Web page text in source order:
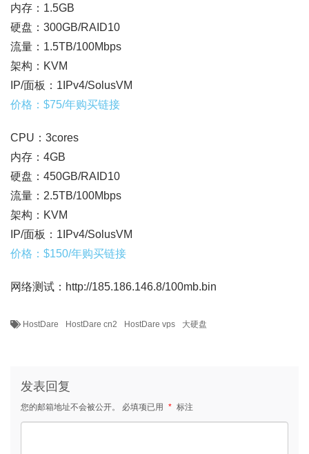
内存：1.5GB
硬盘：300GB/RAID10
流量：1.5TB/100Mbps
架构：KVM
IP/面板：1IPv4/SolusVM
价格：$75/年购买链接
CPU：3cores
内存：4GB
硬盘：450GB/RAID10
流量：2.5TB/100Mbps
架构：KVM
IP/面板：1IPv4/SolusVM
价格：$150/年购买链接
网络测试：http://185.186.146.8/100mb.bin
HostDare HostDare cn2 HostDare vps 大硬盘
发表回复
您的邮箱地址不会被公开。 必填项已用 * 标注